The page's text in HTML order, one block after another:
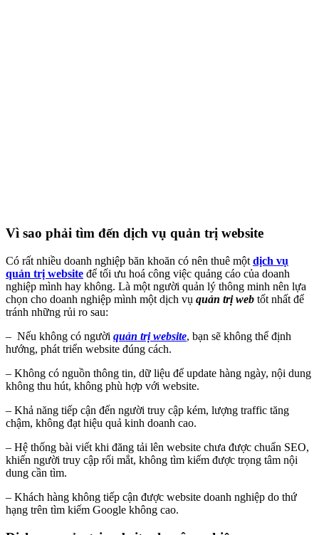
Vì sao phải tìm đến dịch vụ quản trị website
Có rất nhiều doanh nghiệp băn khoăn có nên thuê một dịch vụ
quản trị website để tối ưu hoá công việc quảng cáo của doanh
nghiệp mình hay không. Là một người quản lý thông minh nên lựa
chọn cho doanh nghiệp mình một dịch vụ quản trị web tốt nhất để
tránh những rủi ro sau:
– Nếu không có người quản trị website, bạn sẽ không thể định
hướng, phát triển website đúng cách.
– Không có nguồn thông tin, dữ liệu để update hàng ngày, nội dung
không thu hút, không phù hợp với website.
– Khả năng tiếp cận đến người truy cập kém, lượng traffic tăng
chậm, không đạt hiệu quả kinh doanh cao.
– Hệ thống bài viết khi đăng tải lên website chưa được chuẩn SEO,
khiến người truy cập rối mắt, không tìm kiếm được trọng tâm nội
dung cần tìm.
– Khách hàng không tiếp cận được website doanh nghiệp do thứ
hạng trên tìm kiếm Google không cao.